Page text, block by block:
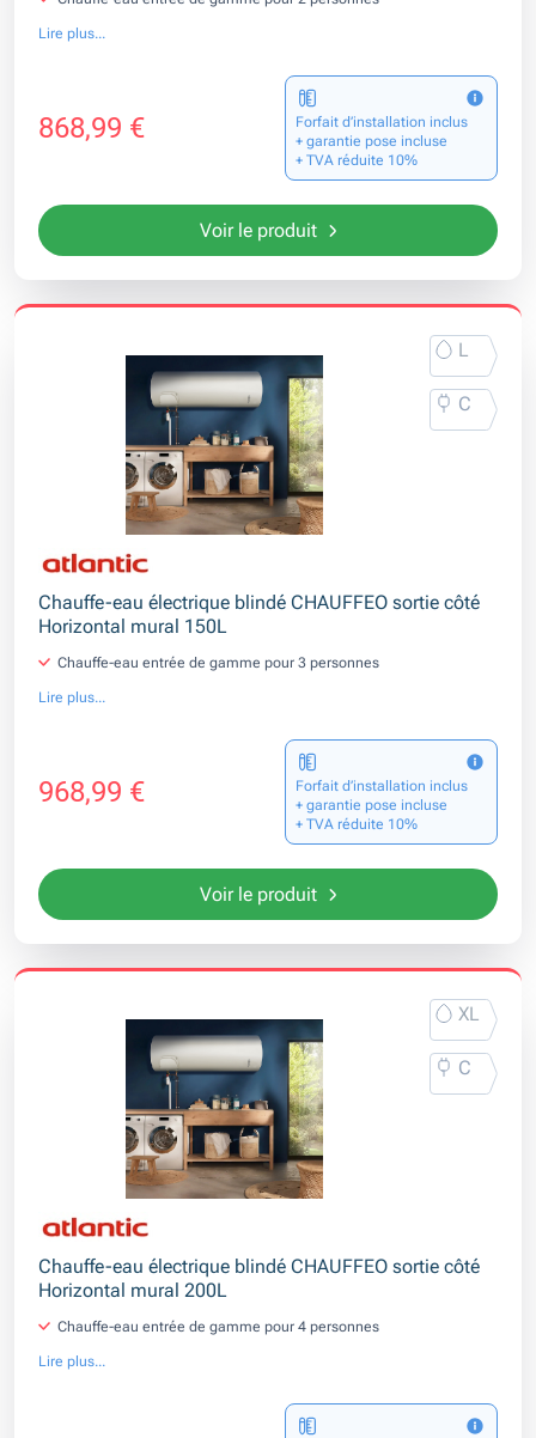
Lire plus...
868,99 €
Forfait d’installation inclus
+ garantie pose incluse
+ TVA réduite 10%
Voir le produit
L
C
Chauffe-eau électrique blindé CHAUFFEO sortie côté
Horizontal mural 150L
Chauffe-eau entrée de gamme pour 3 personnes
Lire plus...
968,99 €
Forfait d’installation inclus
+ garantie pose incluse
+ TVA réduite 10%
Voir le produit
XL
C
Chauffe-eau électrique blindé CHAUFFEO sortie côté
Horizontal mural 200L
Chauffe-eau entrée de gamme pour 4 personnes
Lire plus...